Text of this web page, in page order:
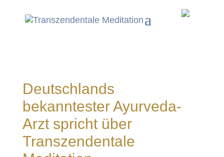
Deutschlands
bekanntester Ayurveda-
Arzt spricht über
Transzendentale